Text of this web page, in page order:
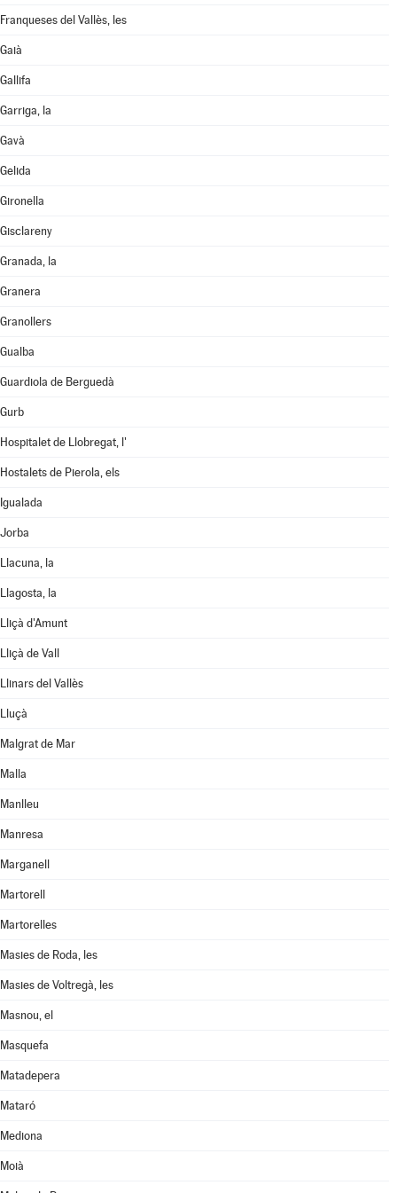
Franqueses del Vallès, les
Gaià
Gallifa
Garriga, la
Gavà
Gelida
Gironella
Gisclareny
Granada, la
Granera
Granollers
Gualba
Guardiola de Berguedà
Gurb
Hospitalet de Llobregat, l'
Hostalets de Pierola, els
Igualada
Jorba
Llacuna, la
Llagosta, la
Lliçà d'Amunt
Lliçà de Vall
Llinars del Vallès
Lluçà
Malgrat de Mar
Malla
Manlleu
Manresa
Marganell
Martorell
Martorelles
Masies de Roda, les
Masies de Voltregà, les
Masnou, el
Masquefa
Matadepera
Mataró
Mediona
Moià